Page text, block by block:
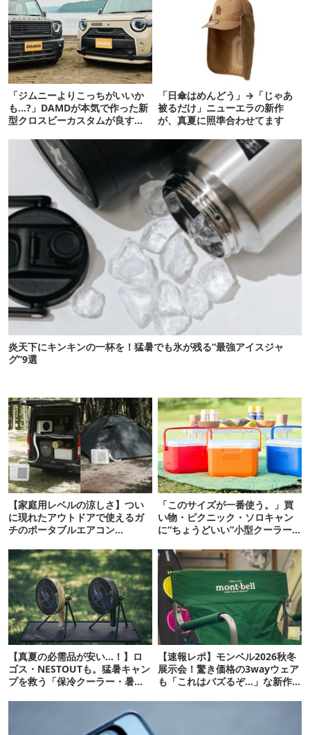
「ジムニーよりこっちがいいか
も…?」DAMDが本気で作った新
型クロスビーカスタムが良すぎ
「日傘はめんどう」→「じゃあ
被るだけ」ニューエラの新作
が、真夏に照準合わせてます
炎天下にキンキンの一杯を！猛暑でも氷が残る“最強アイスジャ
グ”9選
【家庭用レベルの涼しさ】つい
に現れたアウトドアで使えるガ
チのポータブルエアコン
「このサイズが一番使う。」買
い物・ピクニック・ソロキャン
に“ちょうどいい”小型クーラー
【真夏の必需品が安い…！】ロ
ゴス・NESTOUTも。猛暑キャン
プを救う「保冷クーラー・暑さ
【速報レポ】モンベル2026秋冬
展示会！驚き価格の3wayウェア
も「これはバズるぞ…」な新作